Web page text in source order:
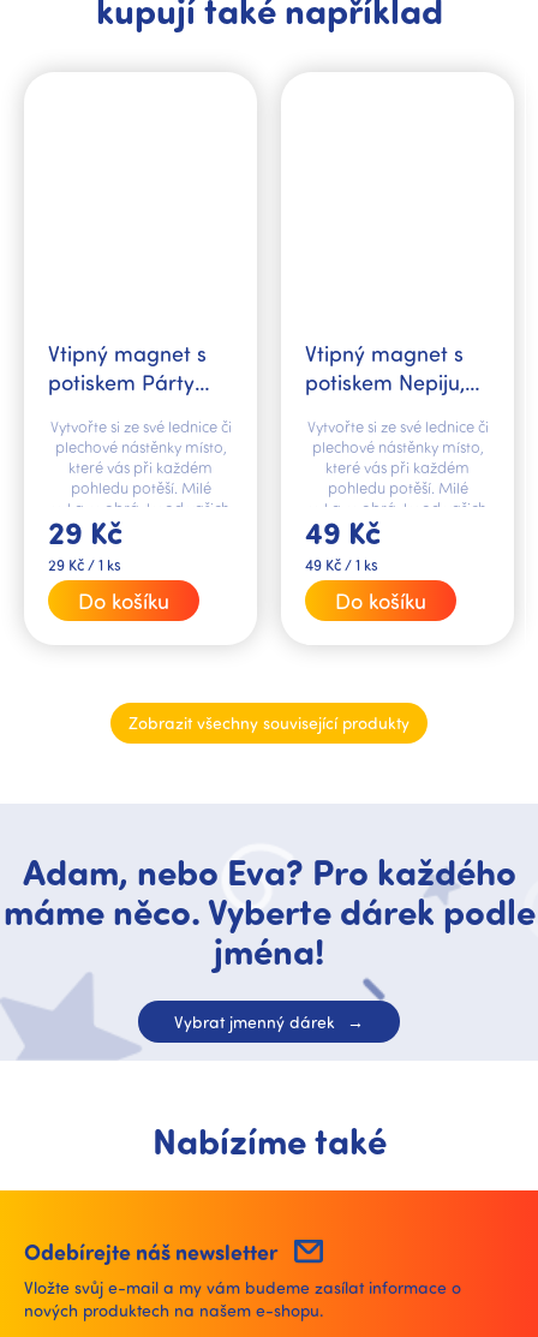
kupují také například
Vtipný magnet s
potiskem Párty
29 Kč
Měrná
cena:
29 Kč / 1 ks
Do košíku
Vytvořte si ze své lednice či
plechové nástěnky místo,
které vás při každém
pohledu potěší. Milé
vzkazy, obrázky od vašich
dětí nebo fotografie z cest
si připněte vtipným...
Vtipný magnet s
potiskem Nepiju,
nezahýbám
49 Kč
Měrná
cena:
49 Kč / 1 ks
Do košíku
Vytvořte si ze své lednice či
plechové nástěnky místo,
které vás při každém
pohledu potěší. Milé
vzkazy, obrázky od vašich
dětí nebo fotografie z cest
si připněte vtipným...
Zobrazit všechny související produkty
Adam, nebo Eva? Pro každého
máme něco. Vyberte dárek podle
jména!
Vybrat jmenný dárek
Nabízíme také
Odebírejte náš newsletter
Vložte svůj e-mail a my vám budeme zasílat informace o
nových produktech na našem e-shopu.